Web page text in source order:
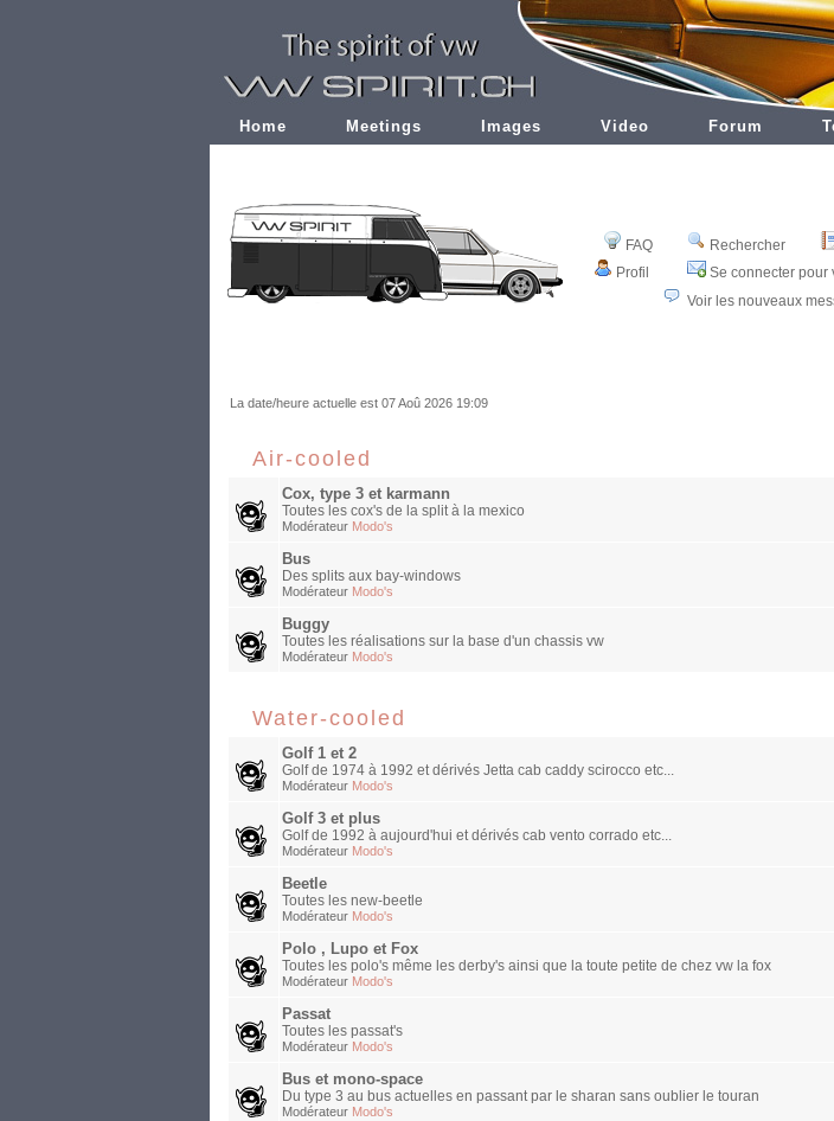
Home Meetings Images Video Forum
FAQ Rechercher
Profil
Se connecter pour
Voir les nouveaux
La date/heure actuelle est 07 Aoû 2026 19:09
Air-cooled
Cox, type 3 et karmann
Toutes les cox's de la split à la mexico
Modérateur Modo's
Bus
Des splits aux bay-windows
Modérateur Modo's
Buggy
Toutes les réalisations sur la base d'un chassis vw
Modérateur Modo's
Water-cooled
Golf 1 et 2
Golf de 1974 à 1992 et dérivés Jetta cab caddy scirocco etc...
Modérateur Modo's
Golf 3 et plus
Golf de 1992 à aujourd'hui et dérivés cab vento corrado etc...
Modérateur Modo's
Beetle
Toutes les new-beetle
Modérateur Modo's
Polo , Lupo et Fox
Toutes les polo's même les derby's ainsi que la toute petite de chez vw la fox
Modérateur Modo's
Passat
Toutes les passat's
Modérateur Modo's
Bus et mono-space
Du type 3 au bus actuelles en passant par le sharan sans oublier le touran
Modérateur Modo's